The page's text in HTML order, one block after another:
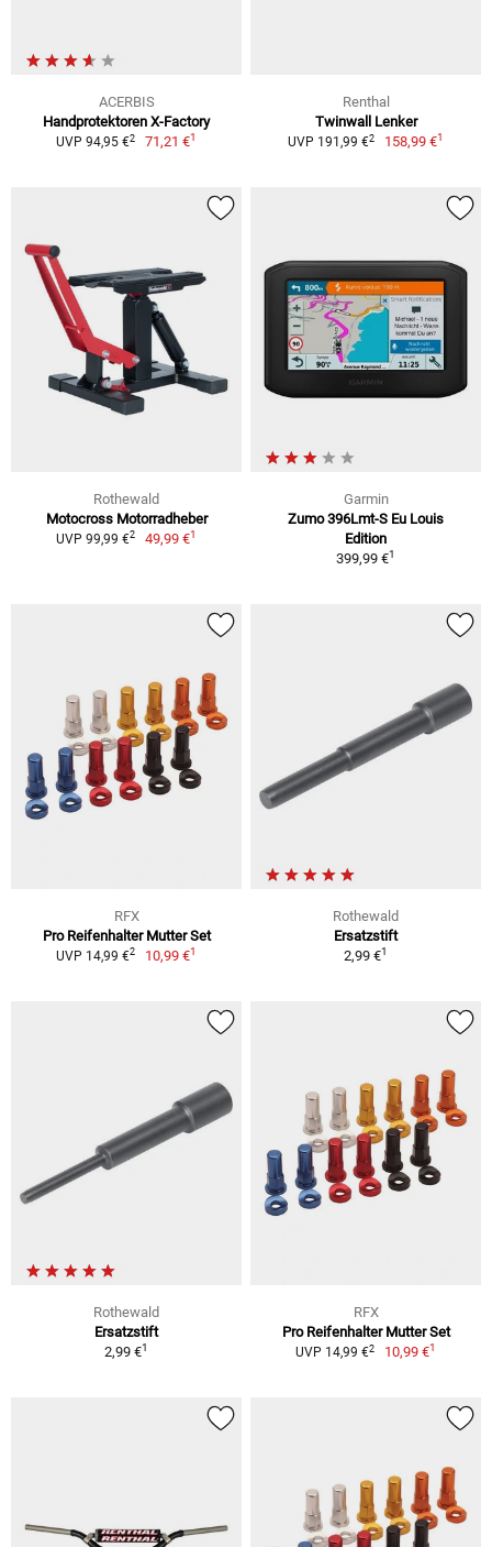
ACERBIS
Handprotektoren X-Factory
UVP 94,95 €2 71,21 €1
Renthal
Twinwall Lenker
UVP 191,99 €2 158,99 €1
Rothewald
Motocross Motorradheber
UVP 99,99 €2 49,99 €1
Garmin
Zumo 396Lmt-S Eu Louis
Edition
399,99 €1
RFX
Pro Reifenhalter Mutter Set
UVP 14,99 €2 10,99 €1
Rothewald
Ersatzstift
2,99 €1
Rothewald
Ersatzstift
2,99 €1
RFX
Pro Reifenhalter Mutter Set
UVP 14,99 €2 10,99 €1